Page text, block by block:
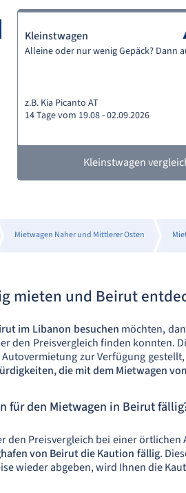
Kleinstwagen
Alleine oder nur wenig Gepäck? Dann
z.B. Kia Picanto AT
14 Tage vom 19.08 - 02.09.2026
Kleinstwagen
Mietwagen Naher und Mittlerer Osten
mieten und Beirut
im Libanon besuchen möchten,
den Preisvergleich finden konnten.
zur Verfügung
die mit dem Mietwagen
für den Mietwagen in Beirut
den Preisvergleich bei einer
von Beirut die Kaution fällig.
wieder abgeben, wird Ihnen die